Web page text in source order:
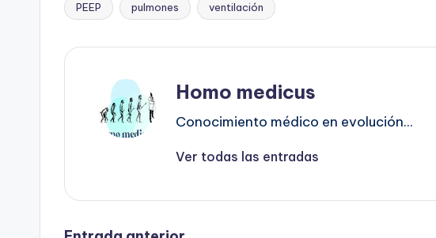
Etiquetas:
PEEP pulmones ventilación
Homo medicus
Conocimiento médico en evolución...
Ver todas las entradas